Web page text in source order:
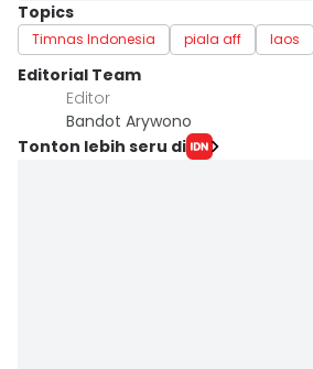
Topics
Timnas Indonesia piala aff laos
Editorial Team
Editor
Bandot Arywono
Tonton lebih seru di